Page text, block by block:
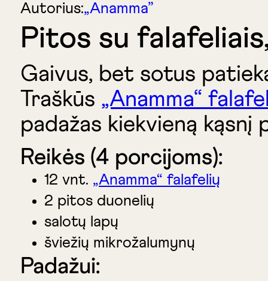
Autorius:„Anamma”
Pitos su
Gaivus, bet sotus
Traškūs „Anamma“
padažas kiekvieną kąsnį
Reikės (4 porcijoms):
12 vnt. „Anamma“ falafelių
2 pitos duonelių
salotų lapų
šviežių mikrožalumynų
Padažui: